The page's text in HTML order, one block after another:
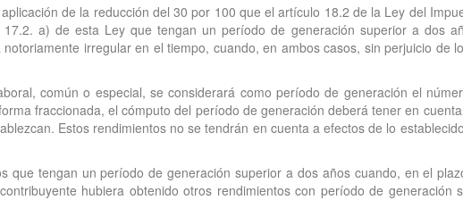
de la reducción del 30 por 100 que el artículo 18.2 de la Ley del
a) de esta Ley que tengan un período de generación superior a dos
irregular en el tiempo, cuando, en ambos casos, sin perjuicio de
común o especial, se considerará como período de generación el
fraccionada, el cómputo del período de generación deberá tener en
Estos rendimientos no se tendrán en cuenta a efectos de lo
que tengan un período de generación superior a dos años cuando, en el
hubiera obtenido otros rendimientos con período de generación